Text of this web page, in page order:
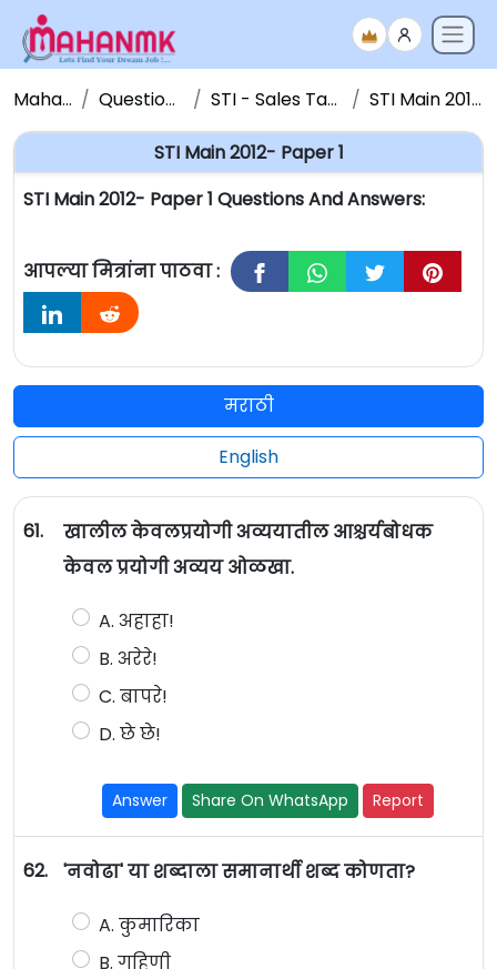
Maha NMK Question Papers STI - Sales Tax Inspector STI Main 2012- Paper 1
STI Main 2012- Paper 1
STI Main 2012- Paper 1 Questions And Answers:
आपल्या मित्रांना पाठवा :
मराठी
English
61.
खालील केवलप्रयोगी अव्ययातील आश्चर्यबोधक
केवल प्रयोगी अव्यय ओळखा.
A. अहाहा!
B. अरेरे!
C. बापरे!
D. छे छे!
Answer Share On WhatsApp Report
62. 'नवोढा' या शब्दाला समानार्थी शब्द कोणता?
A. कुमारिका
B. गृहिणी